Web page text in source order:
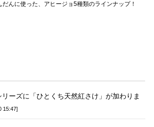
んに使った、アヒージョ5種類のラインナップ！
リーズに「ひとくち天然紅さけ」が加わりま
15:47